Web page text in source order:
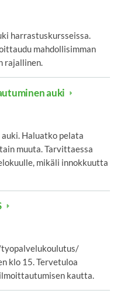
harrastuskursseissa.
mahdollisimman
rajallinen.
auki
Haluatko pelata
muuta. Tarvittaessa
mikäli innokkuutta
klo 15. Tervetuloa
kautta.